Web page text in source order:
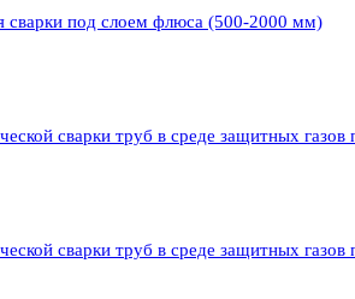
сварки под слоем флюса (500-2000 мм)
сварки труб в среде защитных
сварки труб в среде защитных